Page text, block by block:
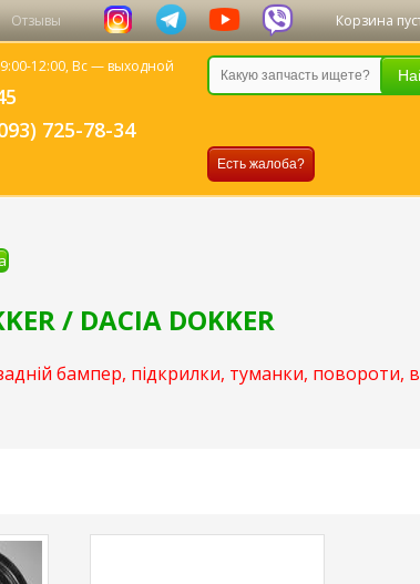
Отзывы Корзина
12:00, Вс — выходной
725-78-34
Есть жалоба?
/ DACIA DOKKER
бампер, підкрилки, туманки, повороти,